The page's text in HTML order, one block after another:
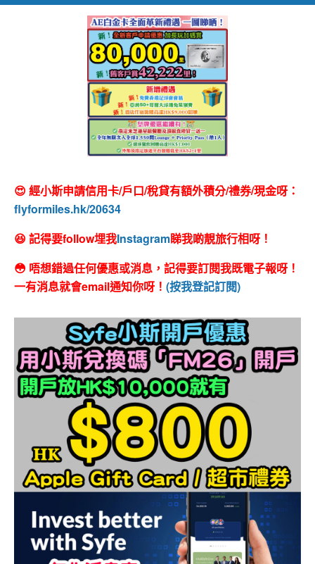
😍 經小斯申請信用卡/戶口/稅貸有額外積分/禮券/現金呀：
flyformiles.hk/20634
😆 記得要follow埋我Instagram睇我啲靚旅行相呀！
😳 唔想錯過任何優惠或消息，記得要訂閱我既電子報呀！
一有消息就會email通知你呀！ (按我登記訂閱)